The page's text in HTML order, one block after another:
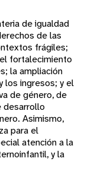
de igualdad
de las
frágiles;
fortalecimiento
la ampliación
los ingresos; y el
de género, de
desarrollo
Asimismo,
para el
atención a la
y la